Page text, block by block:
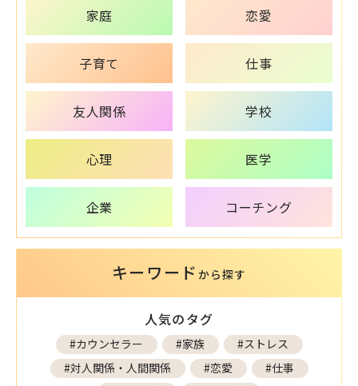
家庭 恋愛
子育て 仕事
友人関係 学校
心理 医学
企業 コーチング
キーワード から探す
人気のタグ
#カウンセラー #家族
#ストレス
#対人関係・人間関係
#恋愛
#仕事